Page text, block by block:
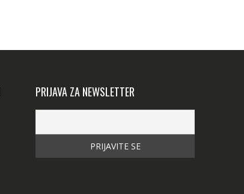
PRIJAVA ZA NEWSLETTER